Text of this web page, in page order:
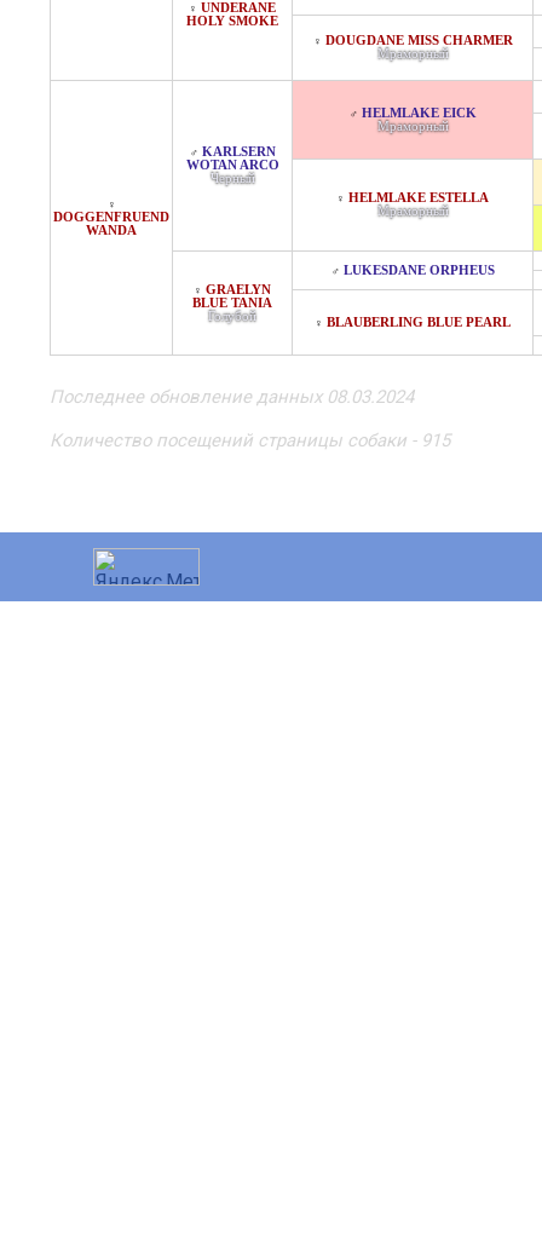
♀ UNDERANE
HOLY SMOKE
♀ DOUGDANE MISS CHARMER
Мраморный
♀
DOGGENFRUEND
WANDA
♂ KARLSERN
WOTAN ARCO
Черный
♂ HELMLAKE EICK
Мраморный
♀ HELMLAKE ESTELLA
Мраморный
♀ GRAELYN
BLUE TANIA
Голубой
♂ LUKESDANE ORPHEUS
♀ BLAUBERLING BLUE PEARL
Последнее обновление данных 08.03.2024
Количество посещений страницы собаки - 915